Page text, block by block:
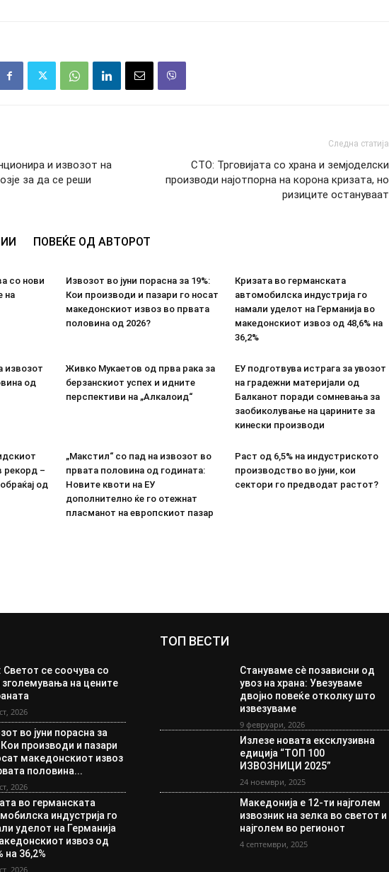
и извозот на
за да се реши
Следна статија
СТО: Трговијата со храна и земјоделски
производи најотпорна на корона кризата, но
ризиците остануваат
ПОВЕЌЕ ОД АВТОРОТ
со нови
на
Извозот во јуни порасна за 19%:
Кои производи и пазари го носат
македонскиот извоз во првата
половина од 2026?
Кризата во германската
автомобилска индустрија го
намали уделот на Германија во
македонскиот извоз од 48,6% на
36,2%
извозот
од
Живко Мукаетов од прва рака за
берзанскиот успех и идните
перспективи на „Алкалоид“
ЕУ подготвува истрага за увозот
на градежни материјали од
Балканот поради сомневања за
заобиколување на царините за
кинески производи
рекорд –
од
„Макстил“ со пад на извозот во
првата половина од годината:
Новите квоти на ЕУ
дополнително ќе го отежнат
пласманот на европскиот пазар
Раст од 6,5% на индустриското
производство во јуни, кои
сектори го предводат растот?
се соочува со
зголемувања на цените
2026
во јуни порасна за
Кои производи и пазари
македонскиот извоз
половина...
2026
во германската
индустрија го
уделот на Германија
извоз од
на 36,2%
2026
ТОП ВЕСТИ
Стануваме сè позависни од
увоз на храна: Увезуваме
двојно повеќе отколку што
извезуваме
9 февруари, 2026
Излезе новата ексклузивна
едиција “ТОП 100
ИЗВОЗНИЦИ 2025”
24 ноември, 2025
Македонија е 12-ти најголем
извозник на зелка во светот и
најголем во регионот
4 септември, 2025